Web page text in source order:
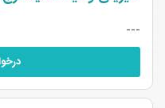
---